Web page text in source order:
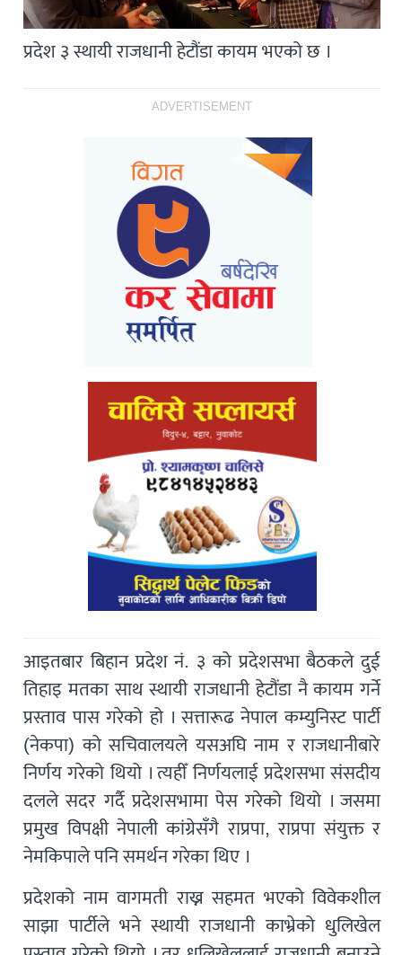
प्रदेश ३ स्थायी राजधानी हेटौंडा कायम भएको छ ।
ADVERTISEMENT
आइतबार बिहान प्रदेश नं. ३ को प्रदेशसभा बैठकले दुई
तिहाइ मतका साथ स्थायी राजधानी हेटौंडा नै कायम गर्ने
प्रस्ताव पास गरेको हो । सत्तारूढ नेपाल कम्युनिस्ट पार्टी
(नेकपा) को सचिवालयले यसअघि नाम र राजधानीबारे
निर्णय गरेको थियो । त्यहीँ निर्णयलाई प्रदेशसभा संसदीय
दलले सदर गर्दै प्रदेशसभामा पेस गरेको थियो । जसमा
प्रमुख विपक्षी नेपाली कांग्रेसँगै राप्रपा, राप्रपा संयुक्त र
नेमकिपाले पनि समर्थन गरेका थिए ।
प्रदेशको नाम वागमती राख्न सहमत भएको विवेकशील
साझा पार्टीले भने स्थायी राजधानी काभ्रेको धुलिखेल